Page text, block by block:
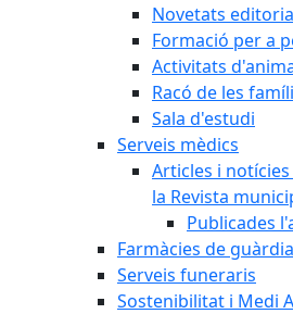
Novetats
Formació per a
Activitats
Racó de les
Sala d'estudi
Serveis mèdics
Articles i notícies
la Revista
Publicades
Farmàcies de guàrdia
Serveis funeraris
Sostenibilitat i Medi